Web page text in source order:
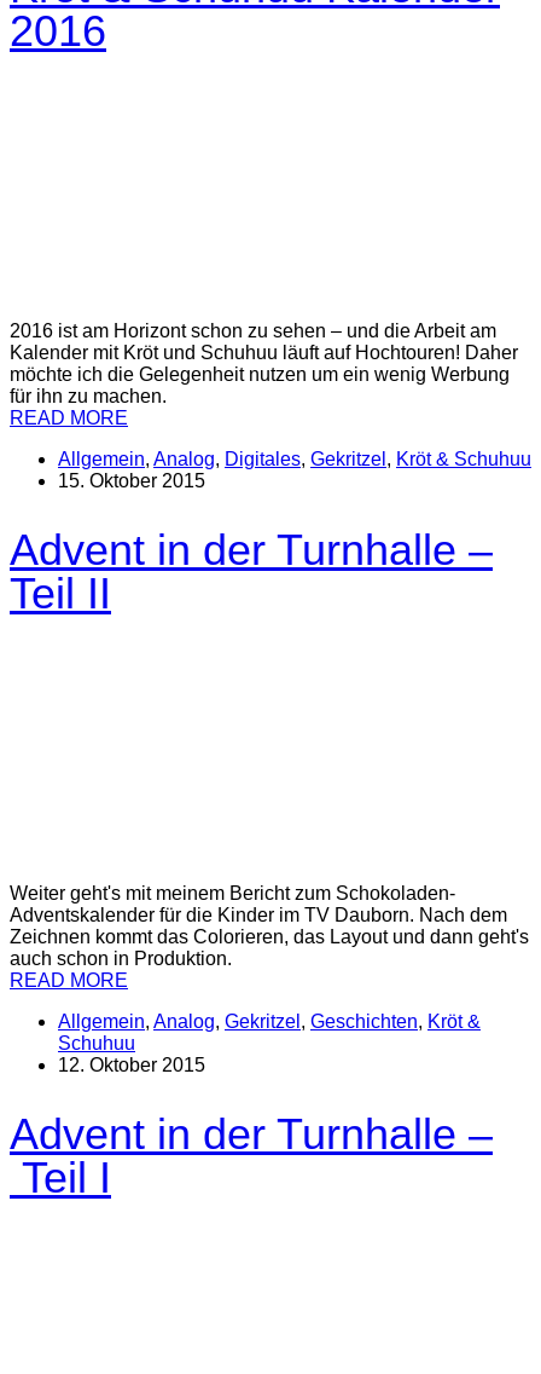
2016
2016 ist am Horizont schon zu sehen – und die Arbeit am
Kalender mit Kröt und Schuhuu läuft auf Hochtouren! Daher
möchte ich die Gelegenheit nutzen um ein wenig Werbung
für ihn zu machen.
READ MORE
Allgemein, Analog, Digitales, Gekritzel , Kröt & Schuhuu
15. Oktober 2015
Advent in der Turnhalle –
Teil II
Weiter geht's mit meinem Bericht zum Schokoladen-
Adventskalender für die Kinder im TV Dauborn. Nach dem
Zeichnen kommt das Colorieren, das Layout und dann geht's
auch schon in Produktion.
READ MORE
Allgemein, Analog, Gekritzel , Geschichten, Kröt &
Schuhuu
12. Oktober 2015
Advent in der Turnhalle –
Teil I